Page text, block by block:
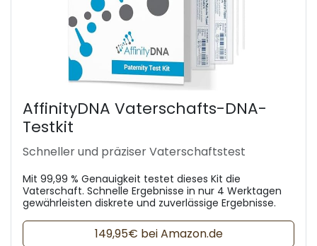
AffinityDNA Vaterschafts-DNA-
Testkit
Schneller und präziser Vaterschaftstest
Mit 99,99 % Genauigkeit testet dieses Kit die
Vaterschaft. Schnelle Ergebnisse in nur 4 Werktagen
gewährleisten diskrete und zuverlässige Ergebnisse.
149,95€ bei Amazon.de